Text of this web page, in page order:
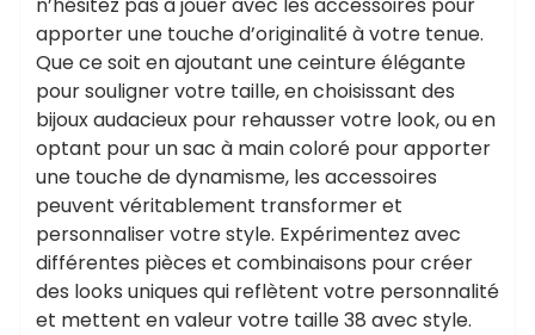
apporter une touche d’originalité à votre tenue.
Que ce soit en ajoutant une ceinture élégante
pour souligner votre taille, en choisissant des
bijoux audacieux pour rehausser votre look, ou en
optant pour un sac à main coloré pour apporter
une touche de dynamisme, les accessoires
peuvent véritablement transformer et
personnaliser votre style. Expérimentez avec
différentes pièces et combinaisons pour créer
des looks uniques qui reflètent votre personnalité
et mettent en valeur votre taille 38 avec style.